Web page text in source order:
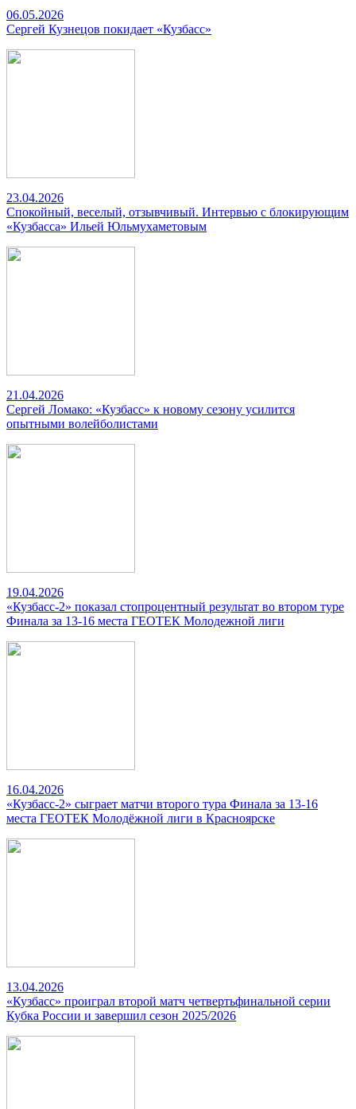
06.05.2026
Сергей Кузнецов покидает «Кузбасс»
23.04.2026
Спокойный, веселый, отзывчивый. Интервью с блокирующим
«Кузбасса» Ильей Юльмухаметовым
21.04.2026
Сергей Ломако: «Кузбасс» к новому сезону усилится
опытными волейболистами
19.04.2026
«Кузбасс-2» показал стопроцентный результат во втором туре
Финала за 13-16 места ГЕОТЕК Молодежной лиги
16.04.2026
«Кузбасс-2» сыграет матчи второго тура Финала за 13-16
места ГЕОТЕК Молодёжной лиги в Красноярске
13.04.2026
«Кузбасс» проиграл второй матч четвертьфинальной серии
Кубка России и завершил сезон 2025/2026